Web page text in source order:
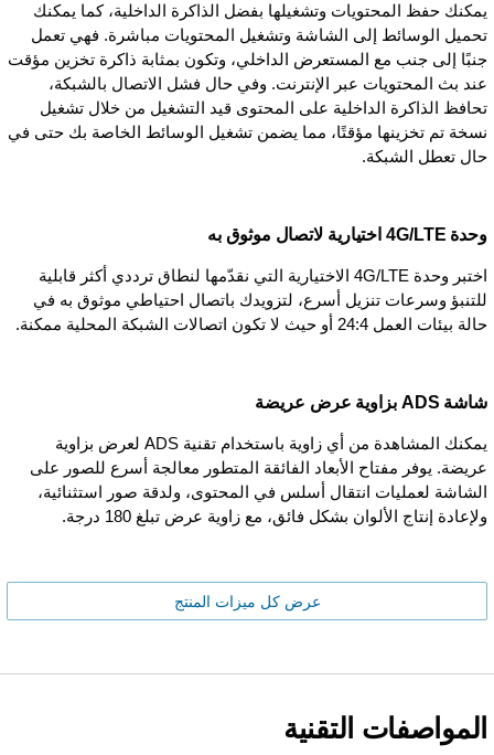
يمكنك حفظ المحتويات وتشغيلها بفضل الذاكرة الداخلية، كما يمكنك
تحميل الوسائط إلى الشاشة وتشغيل المحتويات مباشرة. فهي تعمل
جنبًا إلى جنب مع المستعرض الداخلي، وتكون بمثابة ذاكرة تخزين مؤقت
عند بث المحتويات عبر الإنترنت. وفي حال فشل الاتصال بالشبكة،
تحافظ الذاكرة الداخلية على المحتوى قيد التشغيل من خلال تشغيل
نسخة تم تخزينها مؤقتًا، مما يضمن تشغيل الوسائط الخاصة بك حتى في
حال تعطل الشبكة.
وحدة 4G/LTE اختيارية لاتصال موثوق به
اختبر وحدة 4G/LTE الاختيارية التي نقدّمها لنطاق ترددي أكثر قابلية
للتنبؤ وسرعات تنزيل أسرع، لتزويدك باتصال احتياطي موثوق به في
حالة بيئات العمل 24:4 أو حيث لا تكون اتصالات الشبكة المحلية ممكنة.
شاشة ADS بزاوية عرض عريضة
يمكنك المشاهدة من أي زاوية باستخدام تقنية ADS لعرض بزاوية
عريضة. يوفر مفتاح الأبعاد الفائقة المتطور معالجة أسرع للصور على
الشاشة لعمليات انتقال أسلس في المحتوى، ولدقة صور استثنائية،
ولإعادة إنتاج الألوان بشكل فائق، مع زاوية عرض تبلغ 180 درجة.
عرض كل ميزات المنتج
المواصفات التقنية